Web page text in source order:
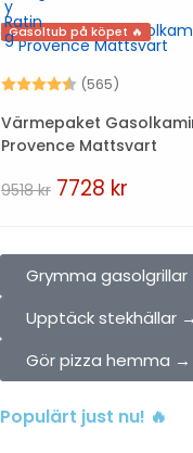
Gasoltub på köpet 🔥
Betyg: (565) 4.6 utav
Värmepaket
Provence Mattsvart
9518kr 7728 kr
Grymma
Upptäck stekhällar →
Gör pizza hemma →
Populärt just nu! 🔥